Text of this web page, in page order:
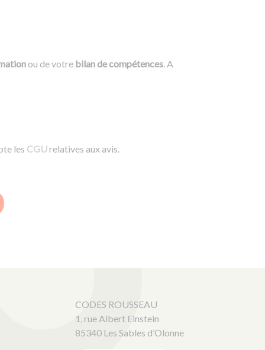
ou de votre bilan de compétences. A
les CGUrelatives aux avis.
CODES ROUSSEAU
1, rue Albert Einstein
85340 Les Sables d’Olonne